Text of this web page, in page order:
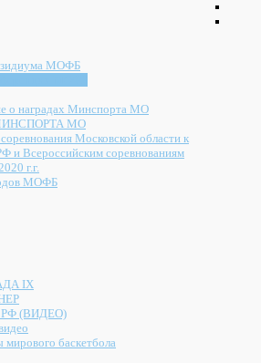
МОФБ
о наградах Минспорта МО
МО
Московской области к
и Всероссийским соревнованиям
г.г.
МОФБ
IX
РФ (ВИДЕО)
мирового баскетбола